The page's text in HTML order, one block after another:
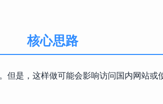
核心思路
是，这样做可能会影响访问国内网站